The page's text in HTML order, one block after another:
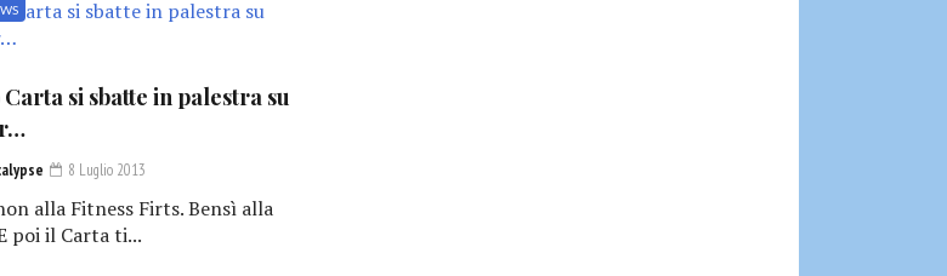
si sbatte in palestra su
8 Luglio 2013
alla Fitness Firts. Bensì alla
poi il Carta ti...